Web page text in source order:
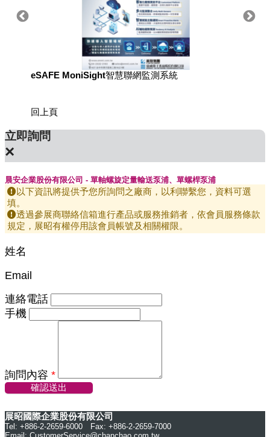
eSAFE MoniSight智慧聯網監測系統
回上頁
立即詢問
×
晨安企業股份有限公司 - 單軸螺旋定量輸送泵浦、單螺桿泵浦
以下資訊將提供予您所詢問之廠商，以利聯繫您，資料可選
填。
透過參展商聯絡信箱進行產品或服務推銷者，依會員服務條款
規定，展昭有權停用該會員帳號及相關權限。
姓名
Email
連絡電話
手機
詢問內容 *
確認送出
展昭國際企業股份有限公司
Tel: +886-2-2659-6000 Fax: +886-2-2659-7000